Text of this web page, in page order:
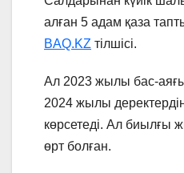
алған 5 адам қаза
BAQ.KZ тілшісі.
Ал 2023 жылы бас-
2024 жылы
көрсетеді. Ал биылғы
өрт болған.